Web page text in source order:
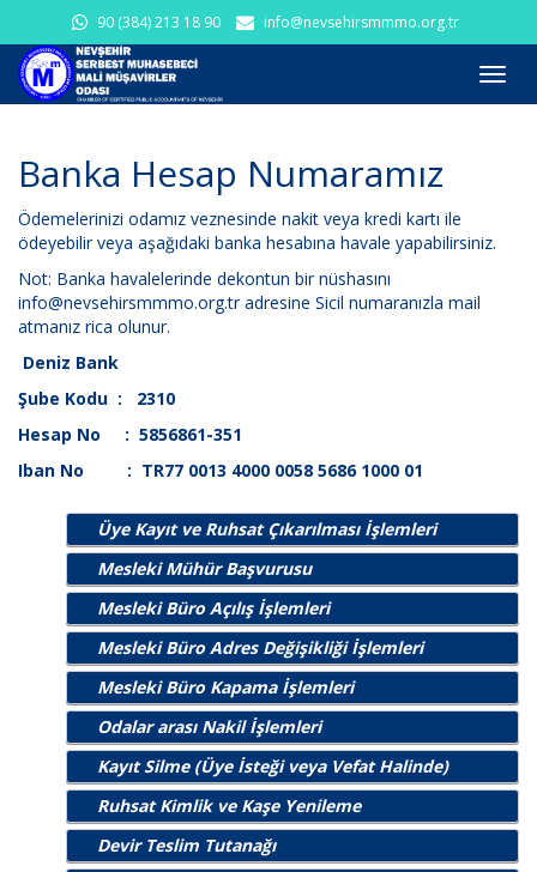
90 (384) 213 18 90 info@nevsehirsmmmo.org.tr
Banka Hesap Numaramız
Ödemelerinizi odamız veznesinde nakit veya kredi kartı ile
ödeyebilir veya aşağıdaki banka hesabına havale yapabilirsiniz.
Not: Banka havalelerinde dekontun bir nüshasını
info@nevsehirsmmmo.org.tr adresine Sicil numaranızla mail
atmanız rica olunur.
Deniz Bank
Şube Kodu : 2310
Hesap No : 5856861-351
Iban No : TR77 0013 4000 0058 5686 1000 01
Üye Kayıt ve Ruhsat Çıkarılması İşlemleri
Mesleki Mühür Başvurusu
Mesleki Büro Açılış İşlemleri
Mesleki Büro Adres Değişikliği İşlemleri
Mesleki Büro Kapama İşlemleri
Odalar arası Nakil İşlemleri
Kayıt Silme (Üye İsteği veya Vefat Halinde)
Ruhsat Kimlik ve Kaşe Yenileme
Devir Teslim Tutanağı